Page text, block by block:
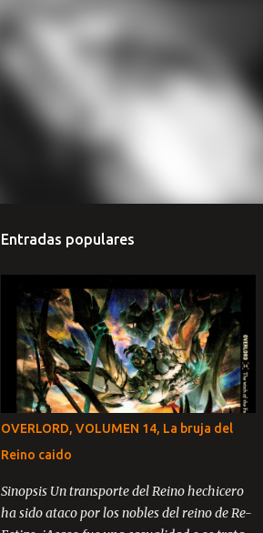
Entradas populares
OVERLORD, VOLUMEN 14, La bruja del
Reino caido
Sinopsis Un transporte del Reino hechicero
ha sido ataco por los nobles del reino de Re-